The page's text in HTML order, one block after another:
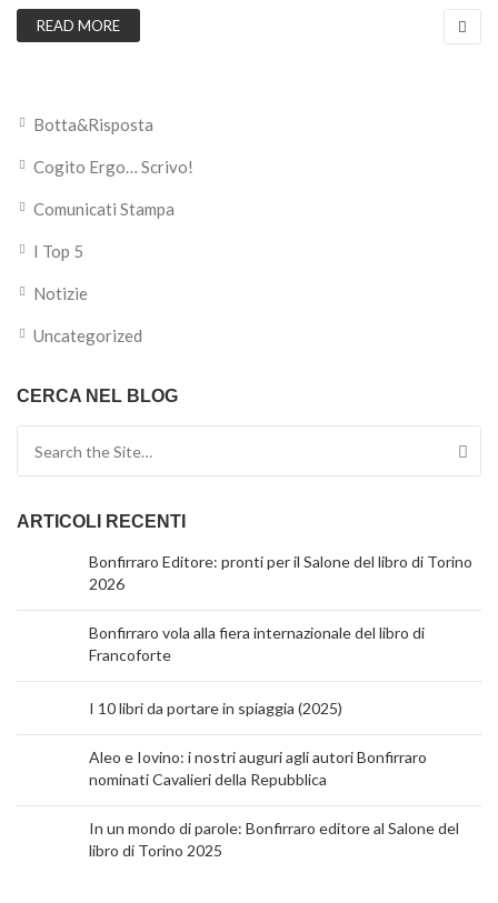
READ MORE
Botta&Risposta
Cogito Ergo… Scrivo!
Comunicati Stampa
I Top 5
Notizie
Uncategorized
CERCA NEL BLOG
ARTICOLI RECENTI
Bonfirraro Editore: pronti per il Salone del libro di Torino
2026
Bonfirraro vola alla fiera internazionale del libro di
Francoforte
I 10 libri da portare in spiaggia (2025)
Aleo e Iovino: i nostri auguri agli autori Bonfirraro
nominati Cavalieri della Repubblica
In un mondo di parole: Bonfirraro editore al Salone del
libro di Torino 2025